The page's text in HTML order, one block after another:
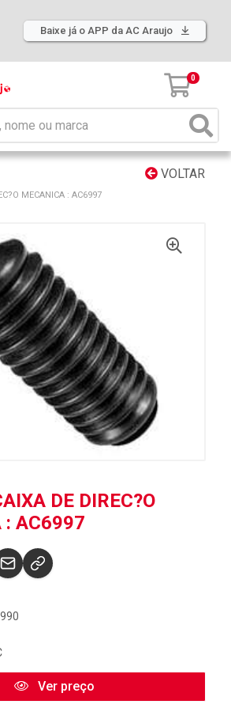
Baixe já o APP da AC Araujo
0
VOLTAR
MECANICA : AC6997
DE DIREC?O
: AC6997
Ver preço